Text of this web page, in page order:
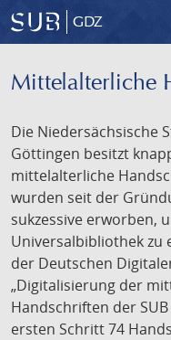
GDZ
Mittelalterliche
Die Niedersächsische
Göttingen besitzt
mittelalterliche
wurden seit der
sukzessive erworben,
Universalbibliothek zu
der Deutschen
„Digitalisierung der
Handschriften der
ersten Schritt 74